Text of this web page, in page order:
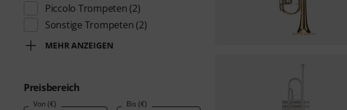
Piccolo Trompeten (2)
Sonstige Trompeten (2)
MEHR ANZEIGEN
Preisbereich
Von (€) Bis (€)